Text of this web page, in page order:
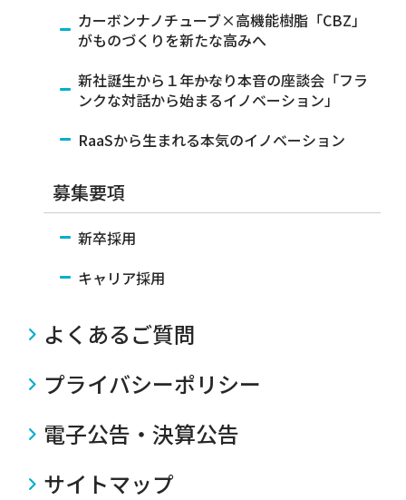
カーボンナノチューブ×高機能樹脂「CBZ」
がものづくりを新たな高みへ
新社誕生から１年――かなり本音の座談会「フラ
ンクな対話から始まるイノベーション」
RaaSから生まれる本気のイノベーション
募集要項
新卒採用
キャリア採用
よくあるご質問
プライバシーポリシー
電子公告・決算公告
サイトマップ